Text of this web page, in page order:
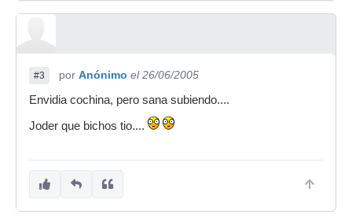
#3 por Anónimo el 26/06/2005
Envidia cochina, pero sana subiendo....
Joder que bichos tio....